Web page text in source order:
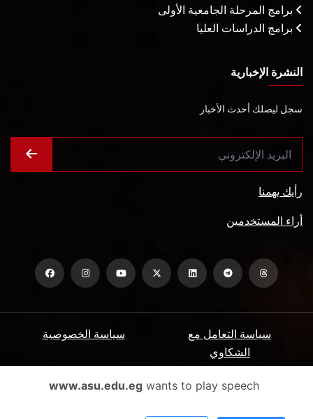
برامج المرحلة الجامعية الأولى
برامج الدراسات العليا
النشرة الإخبارية
سجل ليصلك أحدث الأخبار
رأيك يهمنا
أراء المستخدمين
سياسة الخصوصية
سياسة التعامل مع
الشكاوي
الأسئلة الشائعة ميثاق المتعاملين www.asu.edu.egwants to play speech